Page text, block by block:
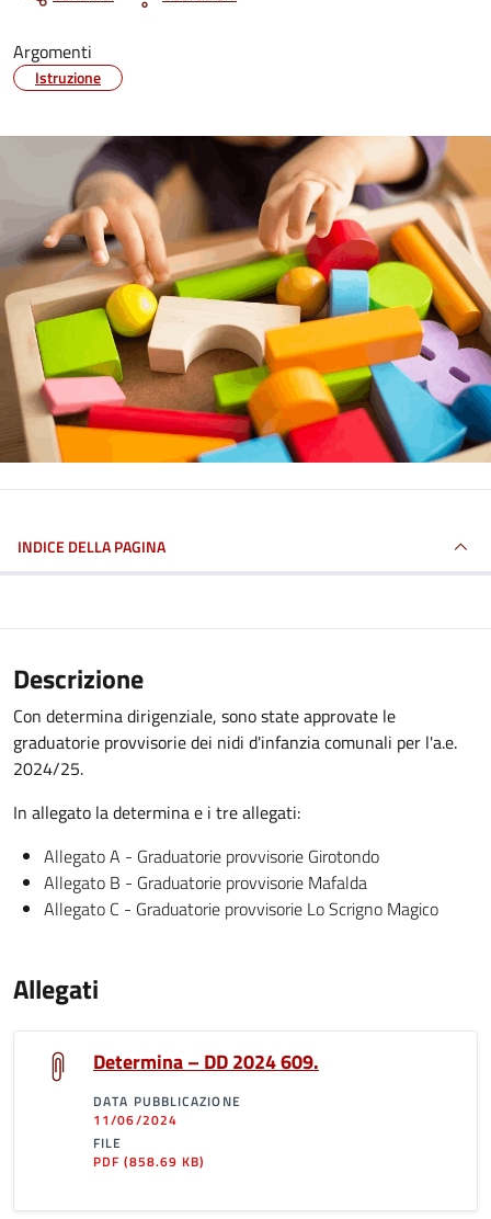
Argomenti
Istruzione
INDICE DELLA PAGINA
Descrizione
Con determina dirigenziale, sono state approvate le
graduatorie provvisorie dei nidi d'infanzia comunali per l'a.e.
2024/25.
In allegato la determina e i tre allegati:
Allegato A - Graduatorie provvisorie Girotondo
Allegato B - Graduatorie provvisorie Mafalda
Allegato C - Graduatorie provvisorie Lo Scrigno Magico
Allegati
Determina – DD 2024 609.
DATA PUBBLICAZIONE
11/06/2024
FILE
PDF(858.69 KB)